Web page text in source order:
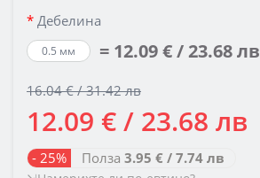
Дебелина
0.5 мм = 12.09 € / 23.68 лв
16.04 € / 31.42 лв
12.09 € / 23.68 лв
- 25% Полза 3.95 € / 7.74 лв